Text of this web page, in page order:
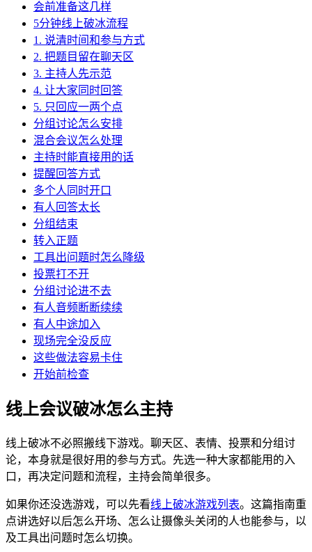
会前准备这几样
5分钟线上破冰流程
1. 说清时间和参与方式
2. 把题目留在聊天区
3. 主持人先示范
4. 让大家同时回答
5. 只回应一两个点
分组讨论怎么安排
混合会议怎么处理
主持时能直接用的话
提醒回答方式
多个人同时开口
有人回答太长
分组结束
转入正题
工具出问题时怎么降级
投票打不开
分组讨论进不去
有人音频断断续续
有人中途加入
现场完全没反应
这些做法容易卡住
开始前检查
线上会议破冰怎么主持
线上破冰不必照搬线下游戏。聊天区、表情、投票和分组讨
论，本身就是很好用的参与方式。先选一种大家都能用的入
口，再决定问题和流程，主持会简单很多。
如果你还没选游戏，可以先看线上破冰游戏列表。这篇指南重
点讲选好以后怎么开场、怎么让摄像头关闭的人也能参与，以
及工具出问题时怎么切换。